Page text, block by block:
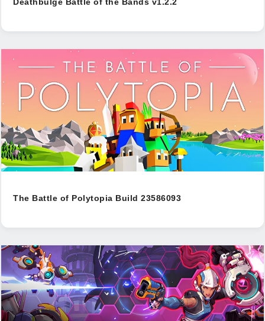
Deathbulge Battle of the Bands v1.2.2
The Battle of Polytopia Build 23586093